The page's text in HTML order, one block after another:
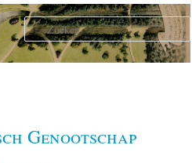
Genootschap